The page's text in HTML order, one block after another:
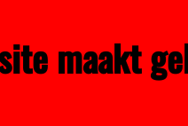
maakt